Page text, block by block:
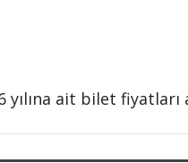
yılına ait bilet